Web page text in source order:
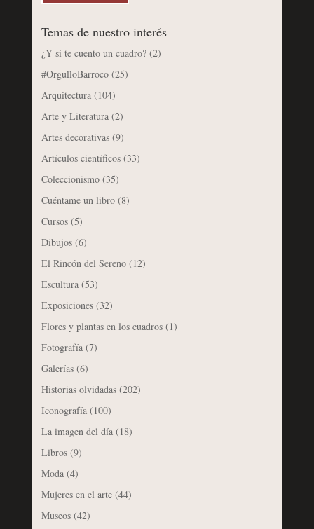
Temas de nuestro interés
¿Y si te cuento un cuadro?(2)
#OrgulloBarroco(25)
Arquitectura(104)
Arte y Literatura(2)
Artes decorativas(9)
Artículos científicos(33)
Coleccionismo(35)
Cuéntame un libro(8)
Cursos(5)
Dibujos(6)
El Rincón del Sereno(12)
Escultura(53)
Exposiciones(32)
Flores y plantas en los cuadros(1)
Fotografía(7)
Galerías(6)
Historias olvidadas(202)
Iconografía(100)
La imagen del día(18)
Libros(9)
Moda(4)
Mujeres en el arte(44)
Museos(42)